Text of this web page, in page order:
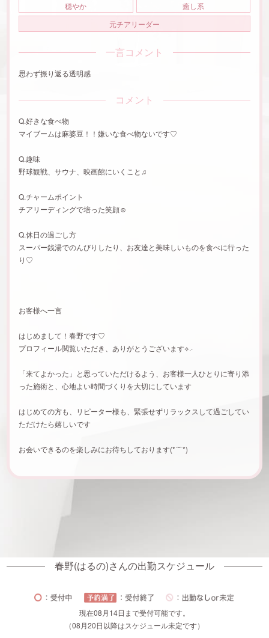
穏やか
癒し系
元チアリーダー
一言コメント
思わず振り返る透明感
コメント
Q.好きな食べ物
マイブームは麻婆豆！！嫌いな食べ物ないです♡
Q.趣味
野球観戦、サウナ、映画館にいくこと♫
Q.チャームポイント
チアリーディングで培った笑顔☺︎
Q.休日の過ごし方
スーパー銭湯でのんびりしたり、お友達と美味しいものを食べに行った
り♡
お客様へ一言
はじめまして！春野です♡
プロフィール閲覧いただき、ありがとうございます⟡.·
「来てよかった」と思っていただけるよう、お客様一人ひとりに寄り添
った施術と、心地よい時間づくりを大切にしています
はじめての方も、リピーター様も、緊張せずリラックスして過ごしてい
ただけたら嬉しいです
お会いできるのを楽しみにお待ちしております(*´˘`*)
春野(はるの)さんの出勤スケジュール
現在08月14日まで受付可能です。
（08月20日以降はスケジュール未定です）